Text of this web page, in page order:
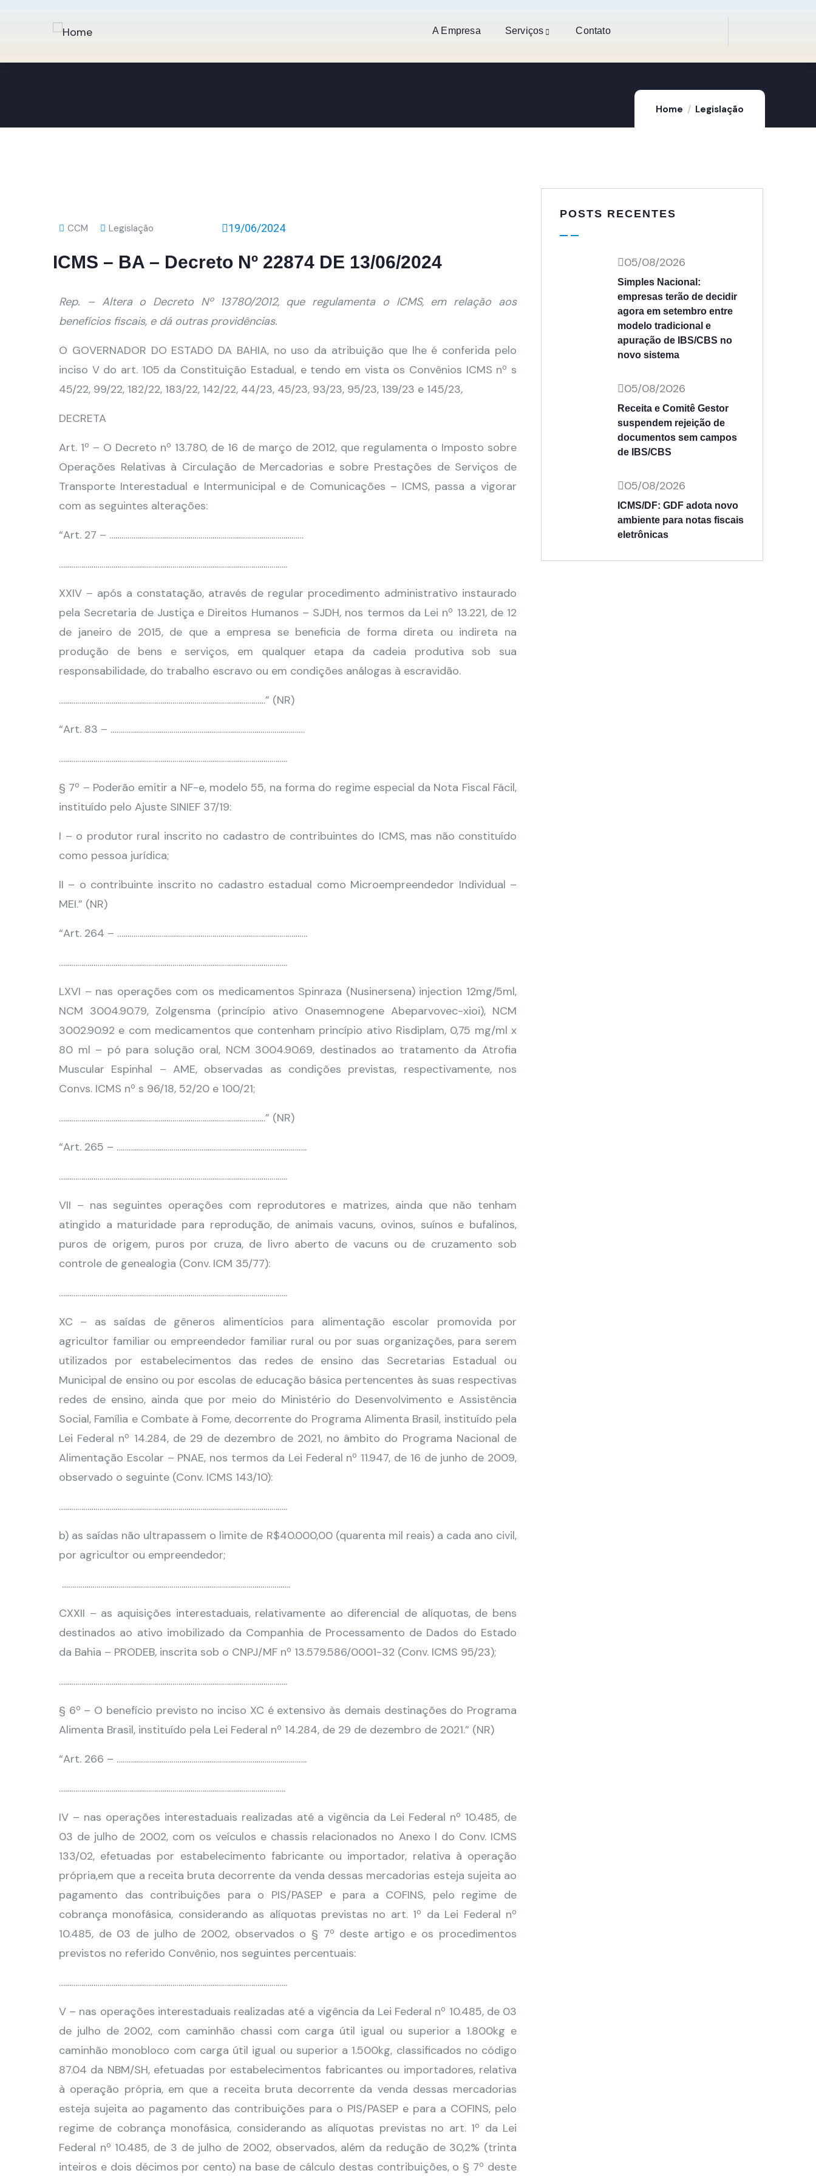
A Empresa Serviços Contato
Home Legislação
CCM Legislação 19/06/2024
ICMS – BA – Decreto Nº 22874 DE 13/06/2024
Rep. – Altera o Decreto Nº 13780/2012, que regulamenta o ICMS, em relação aos
benefícios fiscais, e dá outras providências.
O GOVERNADOR DO ESTADO DA BAHIA, no uso da atribuição que lhe é conferida pelo
inciso V do art. 105 da Constituição Estadual, e tendo em vista os Convênios ICMS nº s
45/22, 99/22, 182/22, 183/22, 142/22, 44/23, 45/23, 93/23, 95/23, 139/23 e 145/23,
DECRETA
Art. 1º – O Decreto nº 13.780, de 16 de março de 2012, que regulamenta o Imposto sobre
Operações Relativas à Circulação de Mercadorias e sobre Prestações de Serviços de
Transporte Interestadual e Intermunicipal e de Comunicações – ICMS, passa a vigorar
com as seguintes alterações:
“Art. 27 – ……………………………………………………………………………………
…………………………………………………………………………………………………..
XXIV – após a constatação, através de regular procedimento administrativo instaurado
pela Secretaria de Justiça e Direitos Humanos – SJDH, nos termos da Lei nº 13.221, de 12
de janeiro de 2015, de que a empresa se beneficia de forma direta ou indireta na
produção de bens e serviços, em qualquer etapa da cadeia produtiva sob sua
responsabilidade, do trabalho escravo ou em condições análogas à escravidão.
…………………………………………………………………………………………” (NR)
“Art. 83 – ……………………………………………………………………………………
…………………………………………………………………………………………………..
§ 7º – Poderão emitir a NF-e, modelo 55, na forma do regime especial da Nota Fiscal Fácil,
instituído pelo Ajuste SINIEF 37/19:
I – o produtor rural inscrito no cadastro de contribuintes do ICMS, mas não constituído
como pessoa jurídica;
II – o contribuinte inscrito no cadastro estadual como Microempreendedor Individual –
MEI.” (NR)
“Art. 264 – ………………………………………………………………………………….
…………………………………………………………………………………………………..
LXVI – nas operações com os medicamentos Spinraza (Nusinersena) injection 12mg/5ml,
NCM 3004.90.79, Zolgensma (princípio ativo Onasemnogene Abeparvovec-xioi), NCM
3002.90.92 e com medicamentos que contenham princípio ativo Risdiplam, 0,75 mg/ml x
80 ml – pó para solução oral, NCM 3004.90.69, destinados ao tratamento da Atrofia
Muscular Espinhal – AME, observadas as condições previstas, respectivamente, nos
Convs. ICMS nº s 96/18, 52/20 e 100/21;
…………………………………………………………………………………………” (NR)
“Art. 265 – ………………………………………………………………………………….
…………………………………………………………………………………………………..
VII – nas seguintes operações com reprodutores e matrizes, ainda que não tenham
atingido a maturidade para reprodução, de animais vacuns, ovinos, suínos e bufalinos,
puros de origem, puros por cruza, de livro aberto de vacuns ou de cruzamento sob
controle de genealogia (Conv. ICM 35/77):
…………………………………………………………………………………………………..
XC – as saídas de gêneros alimentícios para alimentação escolar promovida por
agricultor familiar ou empreendedor familiar rural ou por suas organizações, para serem
utilizados por estabelecimentos das redes de ensino das Secretarias Estadual ou
Municipal de ensino ou por escolas de educação básica pertencentes às suas respectivas
redes de ensino, ainda que por meio do Ministério do Desenvolvimento e Assistência
Social, Família e Combate à Fome, decorrente do Programa Alimenta Brasil, instituído pela
Lei Federal nº 14.284, de 29 de dezembro de 2021, no âmbito do Programa Nacional de
Alimentação Escolar – PNAE, nos termos da Lei Federal nº 11.947, de 16 de junho de 2009,
observado o seguinte (Conv. ICMS 143/10):
…………………………………………………………………………………………………..
b) as saídas não ultrapassem o limite de R$40.000,00 (quarenta mil reais) a cada ano civil,
por agricultor ou empreendedor;
…………………………………………………………………………………………………..
CXXII – as aquisições interestaduais, relativamente ao diferencial de alíquotas, de bens
destinados ao ativo imobilizado da Companhia de Processamento de Dados do Estado
da Bahia – PRODEB, inscrita sob o CNPJ/MF nº 13.579.586/0001-32 (Conv. ICMS 95/23);
…………………………………………………………………………………………………..
§ 6º – O benefício previsto no inciso XC é extensivo às demais destinações do Programa
Alimenta Brasil, instituído pela Lei Federal nº 14.284, de 29 de dezembro de 2021.” (NR)
“Art. 266 – ………………………………………………………………………………….
………………………………………………………………………………………………….
IV – nas operações interestaduais realizadas até a vigência da Lei Federal nº 10.485, de
03 de julho de 2002, com os veículos e chassis relacionados no Anexo I do Conv. ICMS
133/02, efetuadas por estabelecimento fabricante ou importador, relativa à operação
própria,em que a receita bruta decorrente da venda dessas mercadorias esteja sujeita ao
pagamento das contribuições para o PIS/PASEP e para a COFINS, pelo regime de
cobrança monofásica, considerando as alíquotas previstas no art. 1º da Lei Federal nº
10.485, de 03 de julho de 2002, observados o § 7º deste artigo e os procedimentos
previstos no referido Convênio, nos seguintes percentuais:
…………………………………………………………………………………………………..
V – nas operações interestaduais realizadas até a vigência da Lei Federal nº 10.485, de 03
de julho de 2002, com caminhão chassi com carga útil igual ou superior a 1.800kg e
caminhão monobloco com carga útil igual ou superior a 1.500kg, classificados no código
87.04 da NBM/SH, efetuadas por estabelecimentos fabricantes ou importadores, relativa
à operação própria, em que a receita bruta decorrente da venda dessas mercadorias
esteja sujeita ao pagamento das contribuições para o PIS/PASEP e para a COFINS, pelo
regime de cobrança monofásica, considerando as alíquotas previstas no art. 1º da Lei
Federal nº 10.485, de 3 de julho de 2002, observados, além da redução de 30,2% (trinta
inteiros e dois décimos por cento) na base de cálculo destas contribuições, o § 7º deste
POSTS RECENTES
05/08/2026
Simples Nacional:
empresas terão de decidir
agora em setembro entre
modelo tradicional e
apuração de IBS/CBS no
novo sistema
05/08/2026
Receita e Comitê Gestor
suspendem rejeição de
documentos sem campos
de IBS/CBS
05/08/2026
ICMS/DF: GDF adota novo
ambiente para notas fiscais
eletrônicas